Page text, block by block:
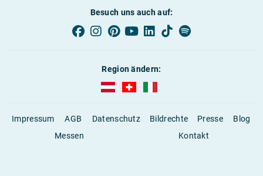
Besuch uns auch auf:
Region ändern:
AUBI-plus Österreich (deutsch)
AUBI-plus Schweiz (deutsch)
AUBI-plus Italien (deutsch)
Impressum AGB Datenschutz Bildrechte Presse
Blog
Messen
Kontakt